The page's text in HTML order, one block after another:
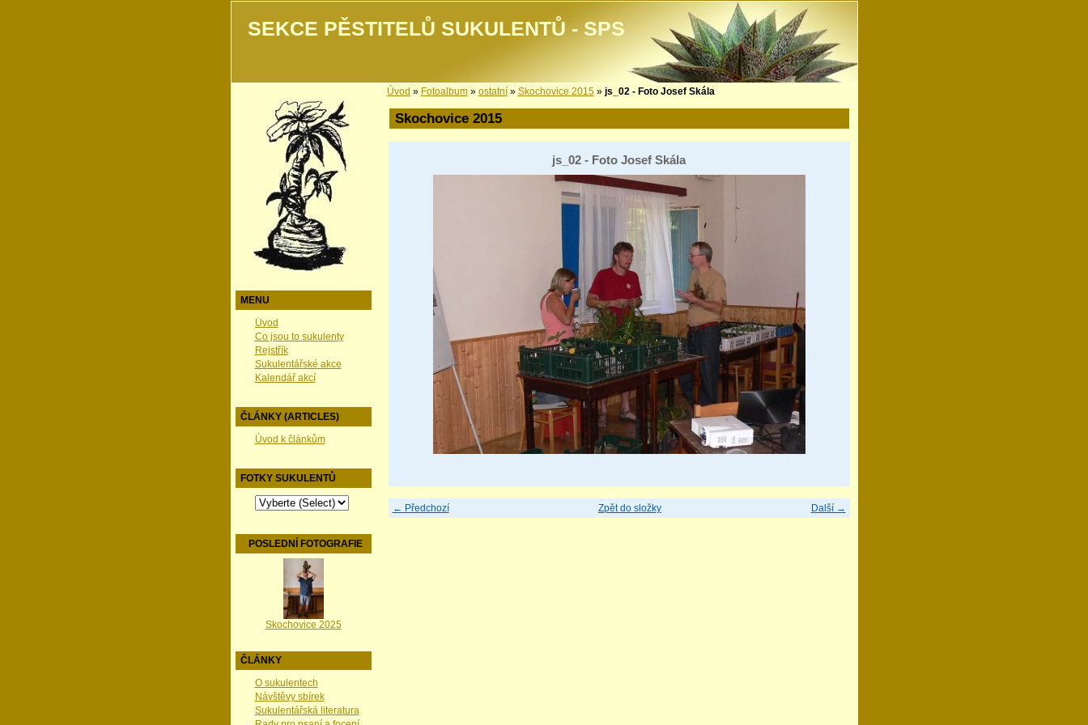
SEKCE PĚSTITELŮ SUKULENTŮ - SPS
MENU
Úvod
Co jsou to sukulenty
Rejstřík
Sukulentářské akce
Kalendář akcí
ČLÁNKY (ARTICLES)
Úvod k článkům
FOTKY SUKULENTŮ
POSLEDNÍ FOTOGRAFIE
Skochovice 2025
ČLÁNKY
O sukulentech
Návštěvy sbírek
Sukulentářská literatura
Úvod » Fotoalbum» ostatní» Skochovice 2015 » js_02 - Foto Josef Skála
Skochovice 2015
js_02 - Foto Josef Skála
← Předchozí Další →
Zpět do složky